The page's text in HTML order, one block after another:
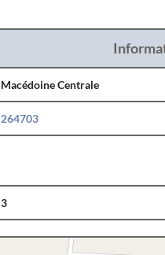
Macédoine Centrale
264703
3